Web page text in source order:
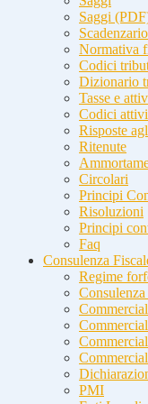
Saggi
Normativa
Codici
Dizionario
Tasse e
Codici
Risposte
Ritenute
Circolari
Principi
Risoluzioni
Principi
Faq
Consulenza
Regime
PMI